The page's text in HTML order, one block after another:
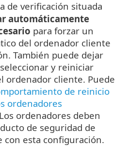
de verificación situada
automáticamente
para forzar un
del ordenador cliente
También puede dejar
y reiniciar
ordenador cliente. Puede
de reinicio
ordenadores
ordenadores deben
de seguridad de
con esta configuración.